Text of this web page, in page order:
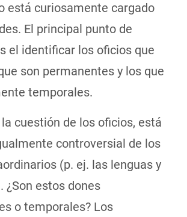
está curiosamente cargado
El principal punto de
el identificar los oficios que
son permanentes y los que
temporales.
cuestión de los oficios, está
controversial de los
(p. ej. las lenguas y
¿Son estos dones
o temporales? Los